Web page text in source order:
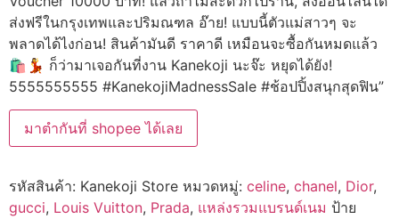
ส่งฟรีในกรุงเทพและปริมณฑล อ๊าย! แบบนี้ตัวแม่สาวๆ จะ
พลาดได้ไงก่อน! สินค้ามันดี ราคาดี เหมือนจะซื้อกันหมดแล้ว
🛍️💃 ก็ว่ามาเจอกันที่งาน Kanekoji นะจ๊ะ หยุดได้ยัง!
5555555555 #KanekojiMadnessSale #ช้อปปิ้งสนุกสุดฟิน”
มาตำกันที่ shopee ได้เลย
รหัสสินค้า: Kanekoji Store หมวดหมู่: celine, chanel, Dior,
gucci, Louis Vuitton, Prada, แหล่งรวมแบรนด์เนม ป้าย